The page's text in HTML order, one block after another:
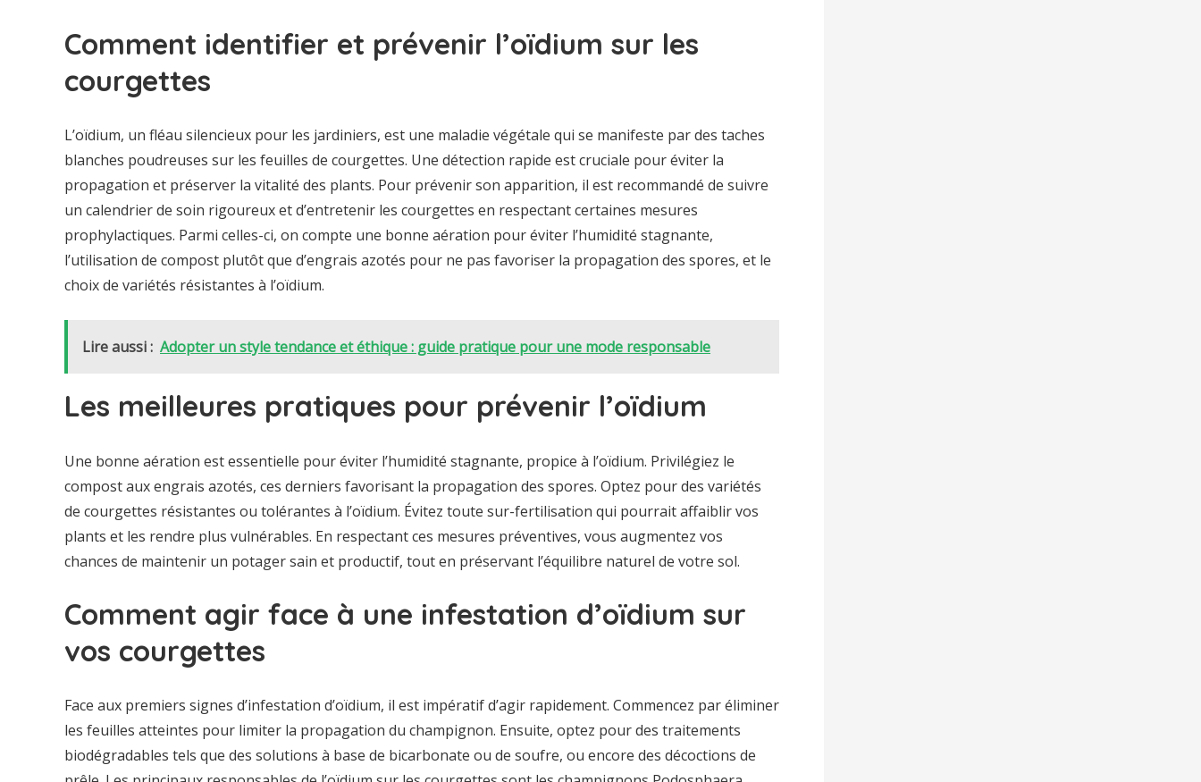
Comment identifier et prévenir l’oïdium sur les
courgettes
L’oïdium, un fléau silencieux pour les jardiniers, est une maladie végétale qui se manifeste par des taches
blanches poudreuses sur les feuilles de courgettes. Une détection rapide est cruciale pour éviter la
propagation et préserver la vitalité des plants. Pour prévenir son apparition, il est recommandé de suivre
un calendrier de soin rigoureux et d’entretenir les courgettes en respectant certaines mesures
prophylactiques. Parmi celles-ci, on compte une bonne aération pour éviter l’humidité stagnante,
l’utilisation de compost plutôt que d’engrais azotés pour ne pas favoriser la propagation des spores, et le
choix de variétés résistantes à l’oïdium.
Lire aussi : Adopter un style tendance et éthique : guide pratique pour une mode responsable
Les meilleures pratiques pour prévenir l’oïdium
Une bonne aération est essentielle pour éviter l’humidité stagnante, propice à l’oïdium. Privilégiez le
compost aux engrais azotés, ces derniers favorisant la propagation des spores. Optez pour des variétés
de courgettes résistantes ou tolérantes à l’oïdium. Évitez toute sur-fertilisation qui pourrait affaiblir vos
plants et les rendre plus vulnérables. En respectant ces mesures préventives, vous augmentez vos
chances de maintenir un potager sain et productif, tout en préservant l’équilibre naturel de votre sol.
Comment agir face à une infestation d’oïdium sur
vos courgettes
Face aux premiers signes d’infestation d’oïdium, il est impératif d’agir rapidement. Commencez par éliminer
les feuilles atteintes pour limiter la propagation du champignon. Ensuite, optez pour des traitements
biodégradables tels que des solutions à base de bicarbonate ou de soufre, ou encore des décoctions de